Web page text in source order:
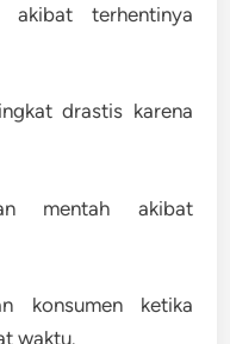
akibat terhentinya
drastis karena
mentah akibat
konsumen ketika
waktu.